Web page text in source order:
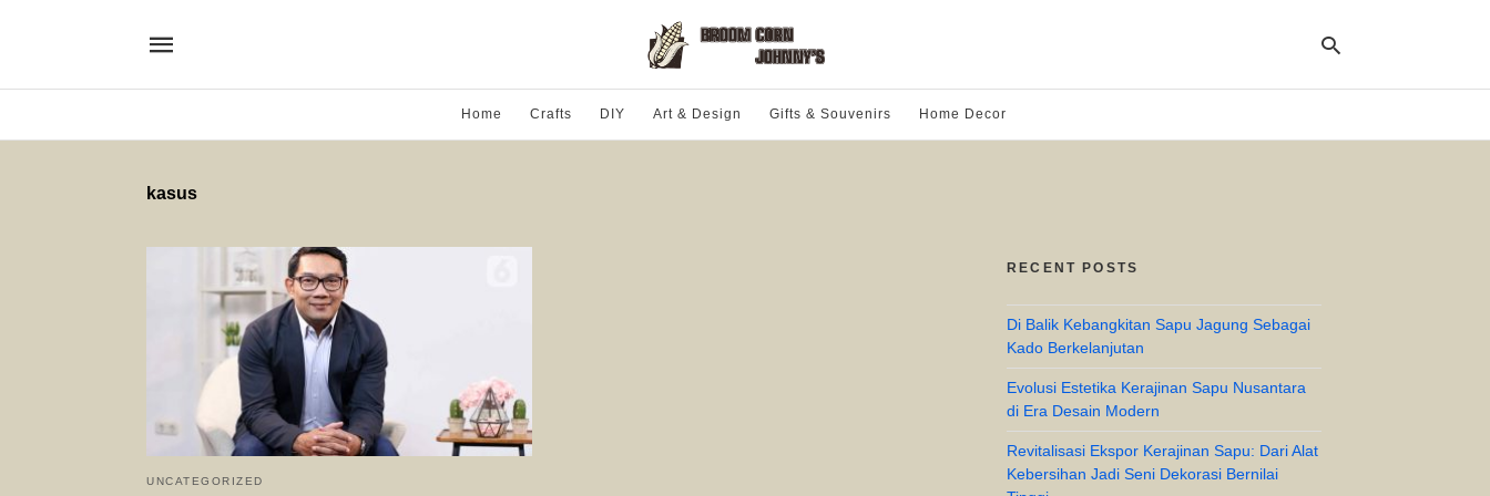
Home Crafts DIY Art & Design Gifts & Souvenirs Home Decor
kasus
UNCATEGORIZED
RECENT POSTS
Di Balik Kebangkitan Sapu Jagung Sebagai
Kado Berkelanjutan
Evolusi Estetika Kerajinan Sapu Nusantara
di Era Desain Modern
Revitalisasi Ekspor Kerajinan Sapu: Dari Alat
Kebersihan Jadi Seni Dekorasi Bernilai